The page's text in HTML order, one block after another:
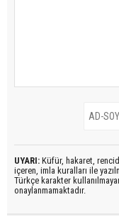
UYARI: Küfür, hakaret,
içeren, imla kuralları ile
Türkçe karakter
onaylanmamaktadır.